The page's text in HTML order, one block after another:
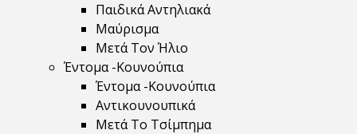
Παιδικά Αντηλιακά
Μαύρισμα
Mετά Τον Ήλιο
Έντομα -Κουνούπια
Έντομα -Κουνούπια
Αντικουνουπικά
Μετά Το Τσίμπημα